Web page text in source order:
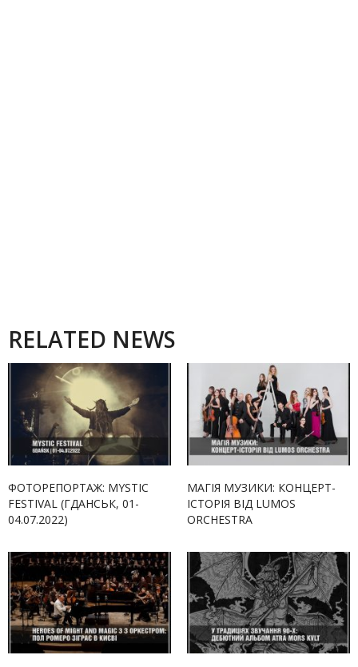
RELATED NEWS
ФОТОРЕПОРТАЖ: MYSTIC
FESTIVAL (ГДАНСЬК, 01-
04.07.2022)
МАГІЯ МУЗИКИ: КОНЦЕРТ-
ІСТОРІЯ ВІД LUMOS
ORCHESTRA